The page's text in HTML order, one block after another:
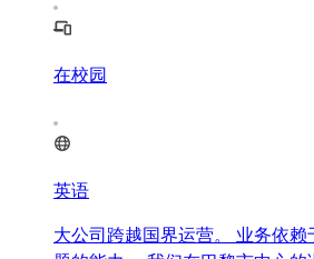
在校园
英语
大公司跨越国界运营。 业务依